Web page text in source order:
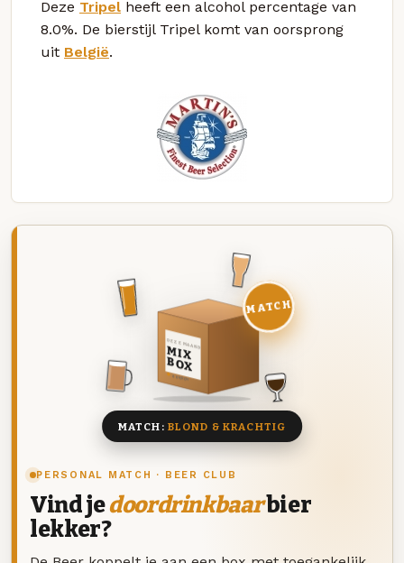
Deze Tripel heeft een alcohol percentage van
8.0%. De bierstijl Tripel komt van oorsprong
uit België.
PERSONAL MATCH · BEER CLUB
Vind jedoordrinkbaarbier
lekker?
DEZE MAAND
MIX
BOX
8 BIEREN
MATCH
MATCH: BLOND & KRACHTIG